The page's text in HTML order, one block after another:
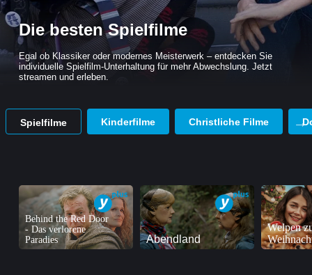
Die besten Spielfilme
Egal ob Klassiker oder modernes Meisterwerk – entdecken Sie
individuelle Spielfilm-Unterhaltung für mehr Abwechslung. Jetzt
streamen und erleben.
Spielfilme Kinderfilme Christliche Filme
Behind the Red Door
- Das verlorene
Paradies
Abendland
Welpen